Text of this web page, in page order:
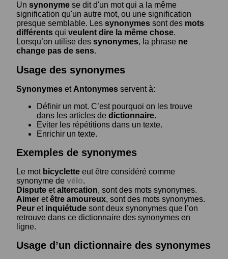
Un synonyme se dit d'un mot qui a la même
signification qu'un autre mot, ou une signification
presque semblable. Les synonymes sont des mots
différents qui veulent dire la même chose.
Lorsqu’on utilise des synonymes, la phrase ne
change pas de sens.
Usage des synonymes
Synonymes et Antonymes servent à:
Définir un mot. C’est pourquoi on les trouve
dans les articles de dictionnaire.
Eviter les répétitions dans un texte.
Enrichir un texte.
Exemples de synonymes
Le mot bicyclette eut être considéré comme
synonyme de vélo.
Dispute etaltercation, sont des mots synonymes.
Aimer etêtre amoureux, sont des mots synonymes.
Peur et inquiétude sont deux synonymes que l’on
retrouve dans ce dictionnaire des synonymes en
ligne.
Usage d’un dictionnaire des synonymes